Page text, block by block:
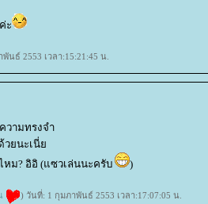
ะ
นธ์ 2553 เวลา:15:21:45 น.
วามทรงจำ
วยนะเนี่
ม? อิอิ (แซวเล่นนะครับ
)
) วันที่: 1 กุมภาพันธ์ 2553 เวลา:17:07:05 น.